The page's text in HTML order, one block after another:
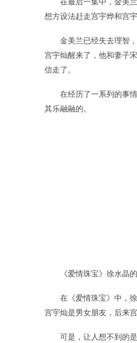
在最后一集中，金美
想方设法赶走宫宇烨和宫
金美兰已经失去理智
宫宇灿醒来了，他和妻子
信走了。
在经历了一系列的事
其乐融融的。
《爱情珠宝》徐水晶
在《爱情珠宝》中，
宫宇灿是男女朋友，后来
可是，让人想不到的